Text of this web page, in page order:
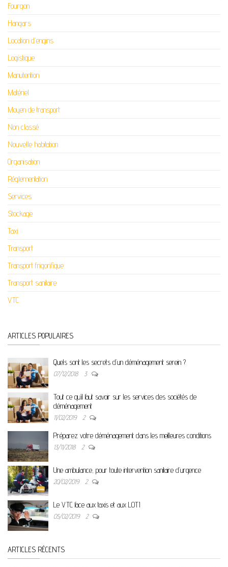
Fourgon
Hangars
Location d'engins
Logistique
Manutention
Matériel
Moyen de transport
Non classé
Nouvelle habitation
Organisation
Réglementation
Services
Stockage
Taxi
Transport
Transport frigorifique
Transport sanitaire
VTC
ARTICLES POPULAIRES
Quels sont les secrets d’un déménagement serein ?
07/12/2018 3
Tout ce qu’il faut savoir sur les services des sociétés de
déménagement
11/02/2019 2
Préparez votre déménagement dans les meilleures conditions
13/11/2018 2
Une ambulance, pour toute intervention sanitaire d’urgence
20/02/2019 2
Le VTC face aux taxis et aux LOTI
05/02/2019 2
ARTICLES RÉCENTS